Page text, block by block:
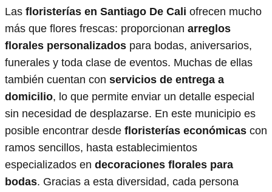
Las floristerías en Santiago De Cali ofrecen mucho
más que flores frescas: proporcionan arreglos
florales personalizados para bodas, aniversarios,
funerales y toda clase de eventos. Muchas de ellas
también cuentan con servicios de entrega a
domicilio, lo que permite enviar un detalle especial
sin necesidad de desplazarse. En este municipio es
posible encontrar desde floristerías económicas con
ramos sencillos, hasta establecimientos
especializados en decoraciones florales para
bodas. Gracias a esta diversidad, cada persona